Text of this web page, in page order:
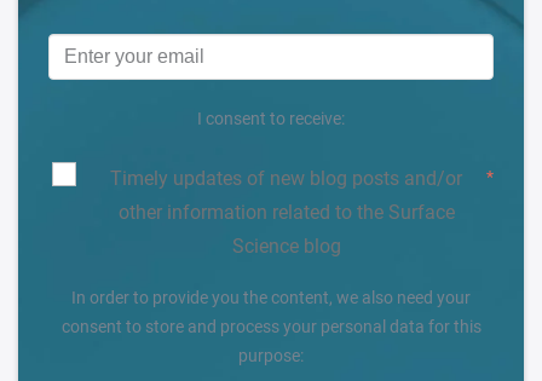
I consent to receive:
Timely updates of new blog posts and/or
other information related to the Surface
Science blog
*
In order to provide you the content, we also need your
consent to store and process your personal data for this
purpose: